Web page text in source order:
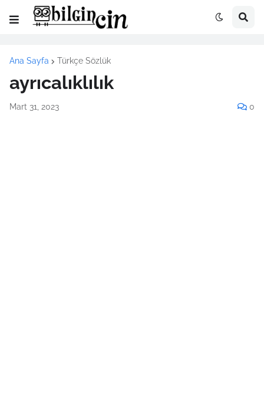
Ana Sayfa Türkçe Sözlük
ayrıcalıklılık
Mart 31, 2023 0